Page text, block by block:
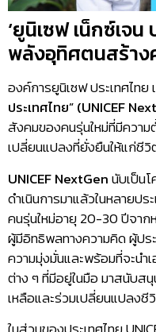
‘ยูนิเซฟ เน็กซ์เจน
พลังอุทิศตนสร้าง
องค์การยูนิเซฟ ประเทศไทย
ประเทศไทย” (UNICEF
สังคมของคนรุ่นใหม่ที่มีควา
เปลี่ยนแปลงที่ยั่งยืนให้แก่ชีวิ
UNICEF NextGenนับเป็น
ดำเนินการมาแล้วในหลายป
คนรุ่นใหม่อายุ 20-30 ปีจาก
ผู้มีอิทธิพลทางความคิด ผู้ป
ความมุ่งมั่นและพร้อมที่จะนำ
ต่าง ๆ ที่มีอยู่ในมือ มาสนับส
เหลือและร่วมเปลี่ยนแปลงชี